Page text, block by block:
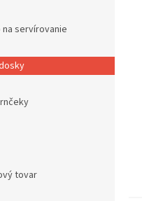
servírovanie
tovar